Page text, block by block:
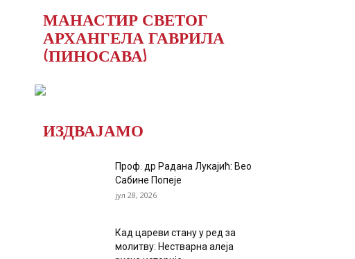
МАНАСТИР СВЕТОГ
АРХАНГЕЛА ГАВРИЛА
(ПИНОСАВА)
ИЗДВАЈАМО
Проф. др Радана Лукајић: Вео
Сабине Попеје
јул 28, 2026
Кад цареви стану у ред за
молитву: Нестварна алеја